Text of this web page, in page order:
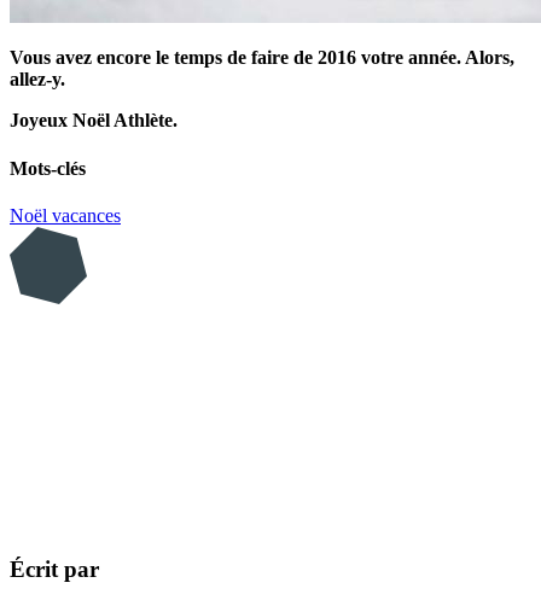
Vous avez encore le temps de faire de 2016 votre année. Alors,
allez-y.
Joyeux Noël Athlète.
Mots-clés
Noël vacances
Écrit par